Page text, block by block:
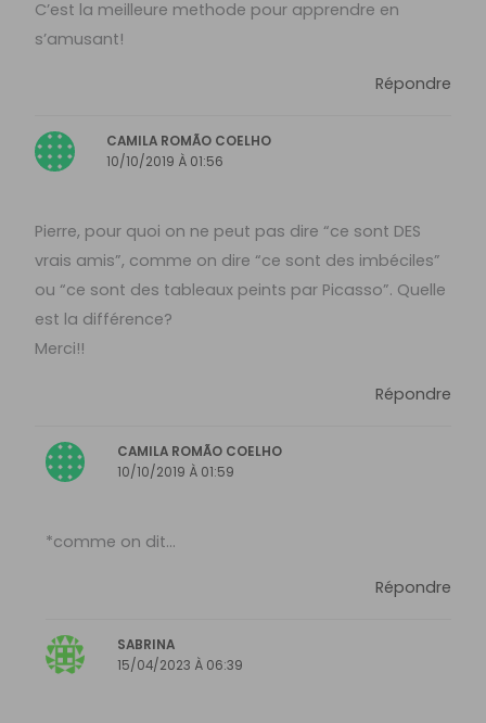
C’est la meilleure methode pour apprendre en
s’amusant!
Répondre
CAMILA ROMÃO COELHO
10/10/2019 À 01:56
Pierre, pour quoi on ne peut pas dire “ce sont DES
vrais amis”, comme on dire “ce sont des imbéciles”
ou “ce sont des tableaux peints par Picasso”. Quelle
est la différence?
Merci!!
Répondre
CAMILA ROMÃO COELHO
10/10/2019 À 01:59
*comme on dit…
Répondre
SABRINA
15/04/2023 À 06:39